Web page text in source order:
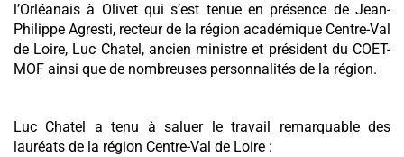
l’Orléanais à Olivet qui s’est tenue en présence de Jean-
Philippe Agresti, recteur de la région académique Centre-Val
de Loire, Luc Chatel, ancien ministre et président du COET-
MOF ainsi que de nombreuses personnalités de la région.
Luc Chatel a tenu à saluer le travail remarquable des
lauréats de la région Centre-Val de Loire :